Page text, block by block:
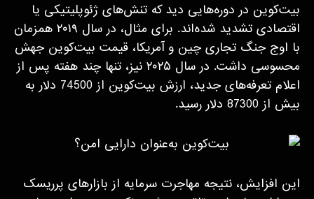
بیت‌کوین در دوره‌هایی دید که تنش‌های ژئوپلیتیکی یا
اقتصادی تشدید شده‌اند. برای مثال، در سال ۲۰۱۹ همزمان
با اوج جنگ تجاری چین و آمریکا، قیمت بیت‌کوین جهش
محسوسی داشت. در سال ۲۰۲۵ نیز، تنها چند هفته پس از
اعلام تعرفه‌های جدید، ارزش بیت‌کوین از 74500 دلار به
بیش از 87300 دلار رسید.
این افزایش، نتیجه مهاجرت سرمایه از بازارهای پرریسک